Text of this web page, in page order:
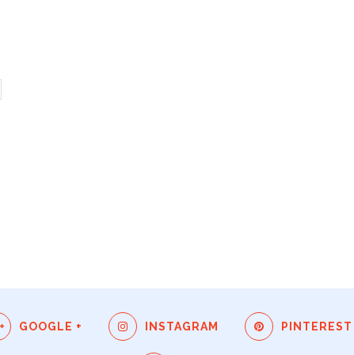
GOOGLE + INSTAGRAM PINTEREST